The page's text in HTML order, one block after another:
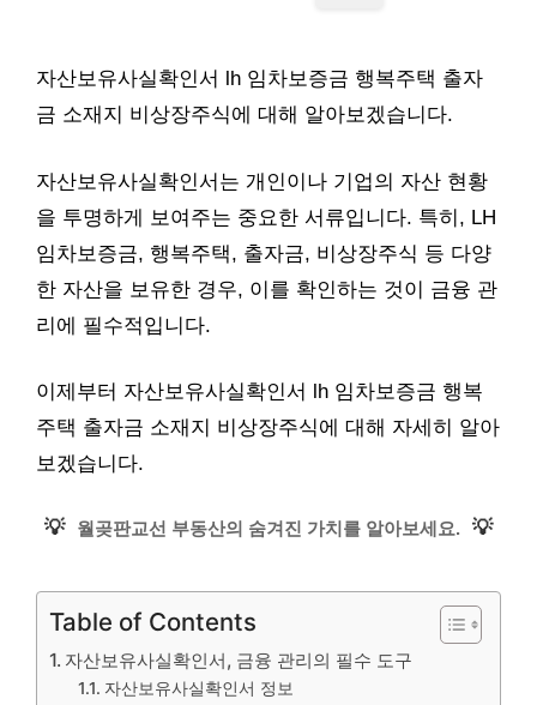
자산보유사실확인서 lh 임차보증금 행복주택 출자
금 소재지 비상장주식에 대해 알아보겠습니다.
자산보유사실확인서는 개인이나 기업의 자산 현황
을 투명하게 보여주는 중요한 서류입니다. 특히, LH
임차보증금, 행복주택, 출자금, 비상장주식 등 다양
한 자산을 보유한 경우, 이를 확인하는 것이 금융 관
리에 필수적입니다.
이제부터 자산보유사실확인서 lh 임차보증금 행복
주택 출자금 소재지 비상장주식에 대해 자세히 알아
보겠습니다.
💡 월곶판교선 부동산의 숨겨진 가치를 알아보세요. 💡
Table of Contents
자산보유사실확인서, 금융 관리의 필수 도구
자산보유사실확인서 정보